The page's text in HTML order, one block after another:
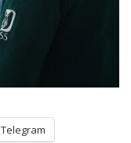
Telegram